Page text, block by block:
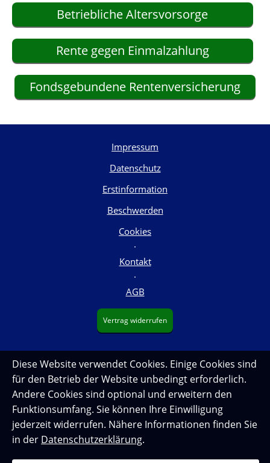
Betriebliche Altersvorsorge
Rente gegen Einmalzahlung
Fondsgebundene Rentenversicherung
Impressum
Datenschutz
Erstinformation
Beschwerden
Cookies
·
Kontakt
·
AGB
Vertrag widerrufen
Diese Website verwendet Cookies. Einige Cookies sind
für den Betrieb der Website unbedingt erforderlich.
Andere Cookies sind optional und erweitern den
Funktionsumfang. Sie können Ihre Einwilligung
jederzeit widerrufen. Nähere Informationen finden Sie
in der Datenschutzerklärung.